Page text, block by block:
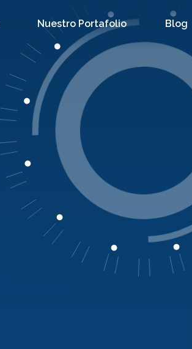
Nuestro Portafolio Blog